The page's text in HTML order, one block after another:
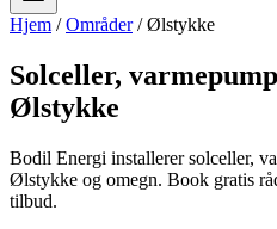
Hjem / Områder / Ølstykke
Solceller,
Ølstykke
Bodil Energi installerer solceller,
Ølstykke og omegn. Book gratis
tilbud.